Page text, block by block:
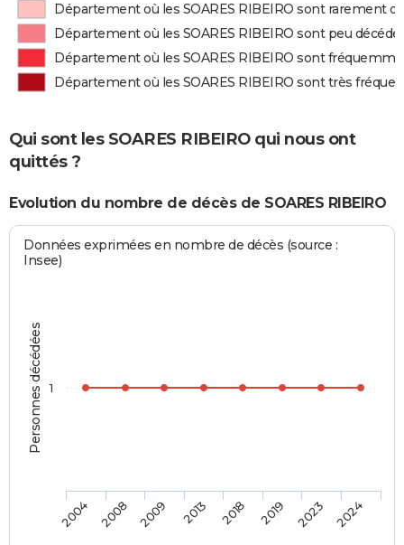
Département où les SOARES RIBEIRO sont rarement
Département où les SOARES RIBEIRO sont peu
Département où les SOARES RIBEIRO sont
Département où les SOARES RIBEIRO sont très
Qui sont les SOARES RIBEIRO qui nous ont
quittés ?
Evolution du nombre de décès de SOARES RIBEIRO
Personnes décédées
Données exprimées en nombre de décès (source :
Insee)
2004 2008 2009 2013 2018 2019 2023 2024
1